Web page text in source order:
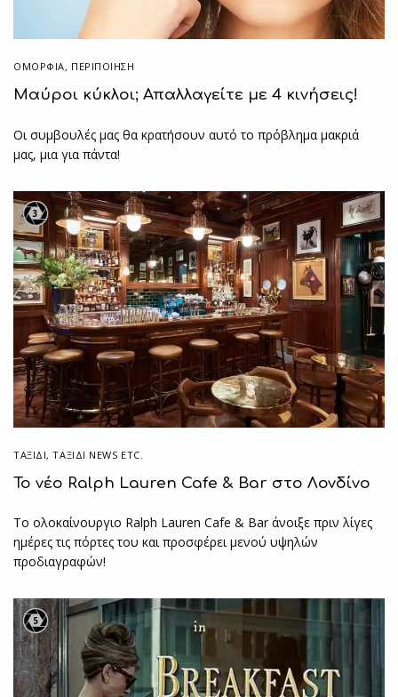
ΟΜΟΡΦΙΑ, ΠΕΡΙΠΟΊΗΣΗ
Μαύροι κύκλοι; Απαλλαγείτε με 4 κινήσεις!
Οι συμβουλές μας θα κρατήσουν αυτό το πρόβλημα μακριά
μας, μια για πάντα!
3
ΤΑΞΙΔΙ,ΤΑΞΊΔΙ NEWS ETC.
Το νέο Ralph Lauren Cafe & Bar στο Λονδίνο
Το ολοκαίνουργιο Ralph Lauren Cafe & Bar άνοιξε πριν λίγες
ημέρες τις πόρτες του και προσφέρει μενού υψηλών
προδιαγραφών!
5